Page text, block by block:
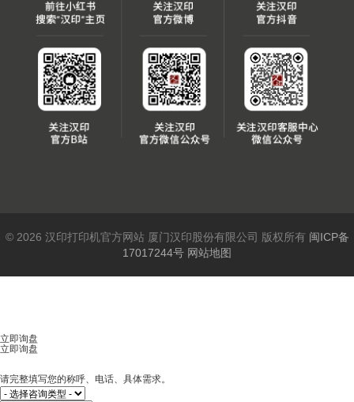
© 2026 汉印打印机官方网站 厦门汉印股份有限公司 版权所有 闽ICP备
17017244号 网站地图
立即询盘
立即询盘
请完整填写您的称呼、电话、具体需求。